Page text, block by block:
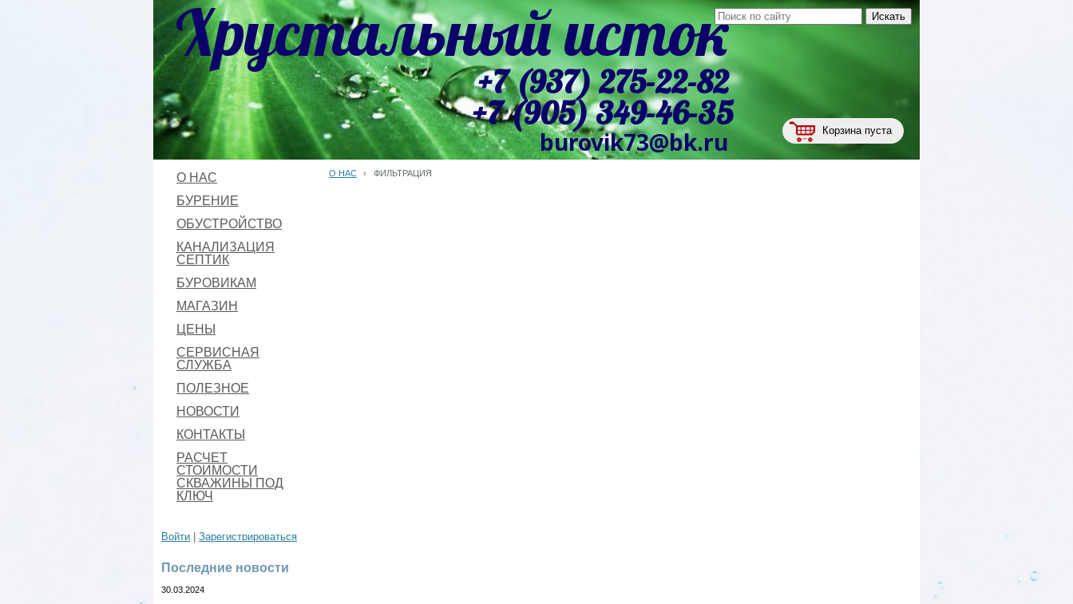
Корзина пуста
Хрустальный исток
+7 (937) 275-22-82
burovik73@bk.ru
+7 (905) 349-46-35
О НАС
БУРЕНИЕ
ОБУСТРОЙСТВО
КАНАЛИЗАЦИЯ
СЕПТИК
БУРОВИКАМ
МАГАЗИН
ЦЕНЫ
СЕРВИСНАЯ
СЛУЖБА
ПОЛЕЗНОЕ
НОВОСТИ
КОНТАКТЫ
РАСЧЕТ
СТОИМОСТИ
СКВАЖИНЫ ПОД
КЛЮЧ
Войти Зарегистрироваться
Последние новости
30.03.2024
О НАС › ФИЛЬТРАЦИЯ